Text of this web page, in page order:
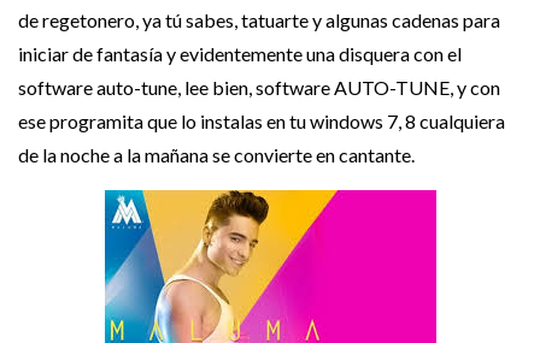
de regetonero, ya tú sabes, tatuarte y algunas cadenas para
iniciar de fantasía y evidentemente una disquera con el
software auto-tune, lee bien, software AUTO-TUNE, y con
ese programita que lo instalas en tu windows 7, 8 cualquiera
de la noche a la mañana se convierte en cantante.